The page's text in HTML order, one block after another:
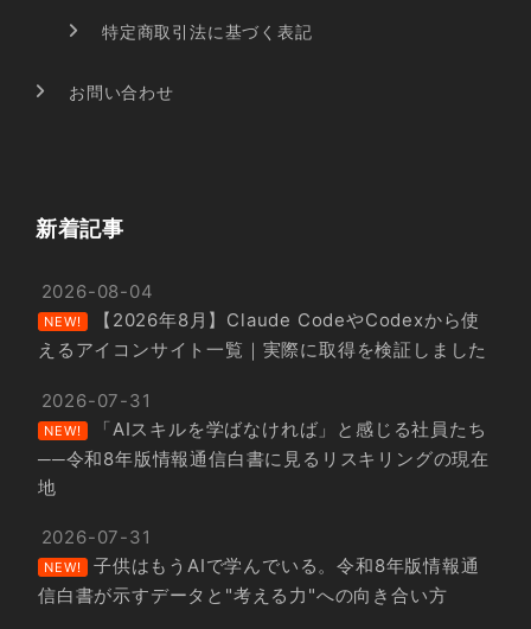
特定商取引法に基づく表記
お問い合わせ
新着記事
2026-08-04
NEW!
【2026年8月】Claude CodeやCodexから使
えるアイコンサイト一覧｜実際に取得を検証しました
2026-07-31
NEW!
「AIスキルを学ばなければ」と感じる社員たち
──令和8年版情報通信白書に見るリスキリングの現在
地
2026-07-31
NEW!
子供はもうAIで学んでいる。令和8年版情報通
信白書が示すデータと"考える力"への向き合い方